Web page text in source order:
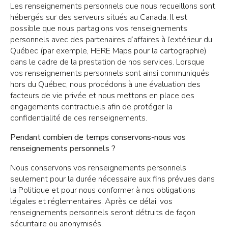
Les renseignements personnels que nous recueillons sont
hébergés sur des serveurs situés au Canada. Il est
possible que nous partagions vos renseignements
personnels avec des partenaires d’affaires à l’extérieur du
Québec (par exemple, HERE Maps pour la cartographie)
dans le cadre de la prestation de nos services. Lorsque
vos renseignements personnels sont ainsi communiqués
hors du Québec, nous procédons à une évaluation des
facteurs de vie privée et nous mettons en place des
engagements contractuels afin de protéger la
confidentialité de ces renseignements.
Pendant combien de temps conservons-nous vos
renseignements personnels ?
Nous conservons vos renseignements personnels
seulement pour la durée nécessaire aux fins prévues dans
la Politique et pour nous conformer à nos obligations
légales et réglementaires. Après ce délai, vos
renseignements personnels seront détruits de façon
sécuritaire ou anonymisés.